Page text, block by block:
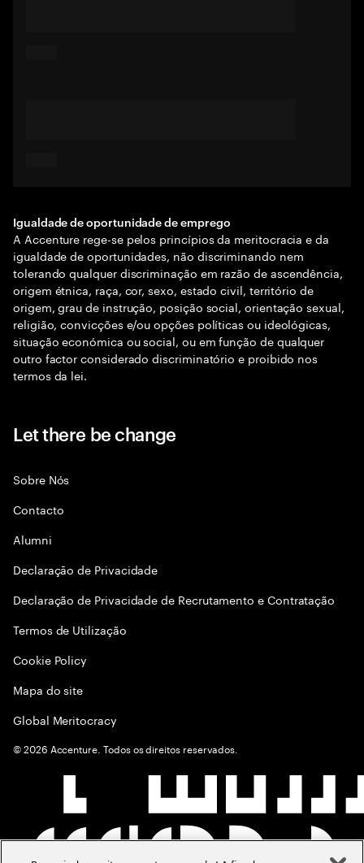
Igualdade de oportunidade de emprego
A Accenture rege-se pelos princípios da meritocracia e da
igualdade de oportunidades, não discriminando nem
tolerando qualquer discriminação em razão de ascendência,
origem étnica, raça, cor, sexo, estado civil, território de
origem, grau de instrução, posição social, orientação sexual,
religião, convicções e/ou opções políticas ou ideológicas,
situação económica ou social, ou em função de qualquer
outro factor considerado discriminatório e proibido nos
termos da lei.
Let there be change
Sobre Nós
Contacto
Alumni
Declaraçāo de Privacidade
Declaração de Privacidade de Recrutamento e Contratação
Termos de Utilização
Cookie Policy
Mapa do site
Global Meritocracy
©2026 Accenture. Todos os direitos reservados.